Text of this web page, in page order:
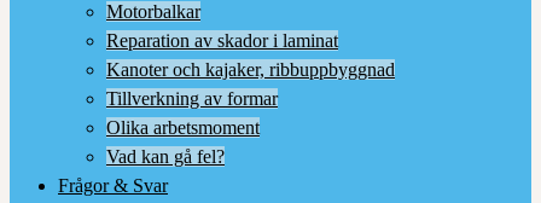
Motorbalkar
Reparation av skador i laminat
Kanoter och kajaker, ribbuppbyggnad
Tillverkning av formar
Olika arbetsmoment
Vad kan gå fel?
Frågor & Svar